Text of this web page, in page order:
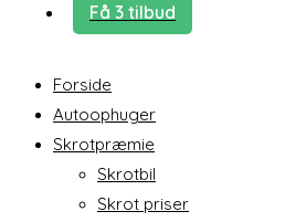
Få 3 tilbud
Forside
Autoophuger
Skrotpræmie
Skrotbil
Skrot priser